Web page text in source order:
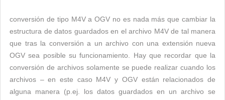
conversión de tipo M4V a OGV no es nada más que cambiar la
estructura de datos guardados en el archivo M4V de tal manera
que tras la conversión a un archivo con una extensión nueva
OGV sea posible su funcionamiento. Hay que recordar que la
conversión de archivos solamente se puede realizar cuando los
archivos – en este caso M4V y OGV están relacionados de
alguna manera (p.ej. los datos guardados en un archivo se